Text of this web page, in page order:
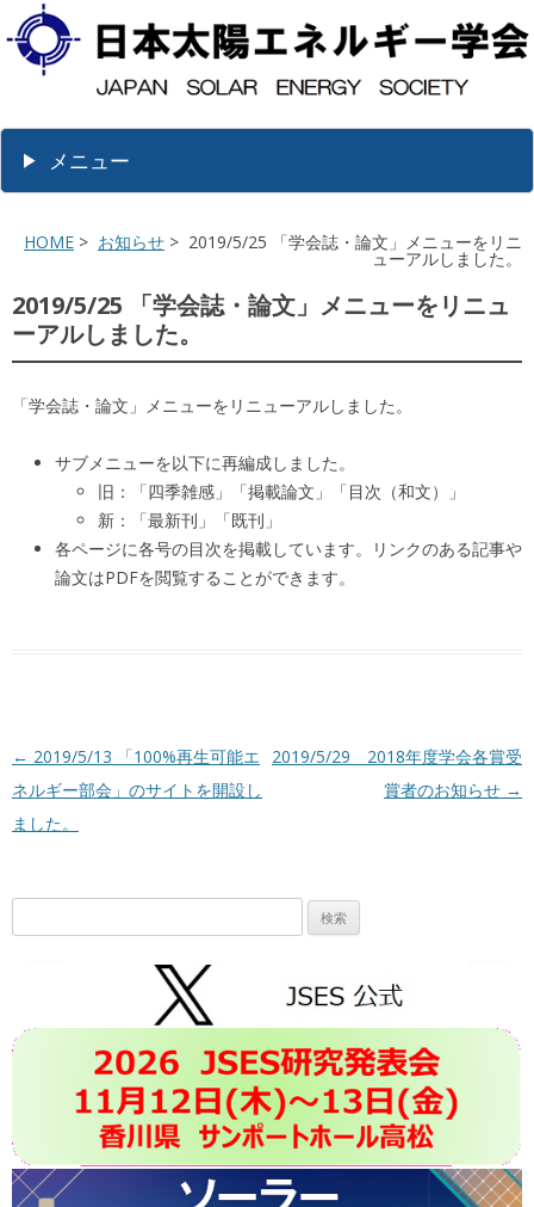
メニュー
HOME > お知らせ > 2019/5/25 「学会誌・論文」メニューをリニ
ューアルしました。
2019/5/25 「学会誌・論文」メニューをリニュ
ーアルしました。
「学会誌・論文」メニューをリニューアルしました。
サブメニューを以下に再編成しました。
旧：「四季雑感」「掲載論文」「目次（和文）」
新：「最新刊」「既刊」
各ページに各号の目次を掲載しています。リンクのある記事や
論文はPDFを閲覧することができます。
投稿ナビゲーション
← 2019/5/13 「100%再生可能エ
ネルギー部会」のサイトを開設し
ました。
2019/5/29 2018年度学会各賞受
賞者のお知らせ →
索: